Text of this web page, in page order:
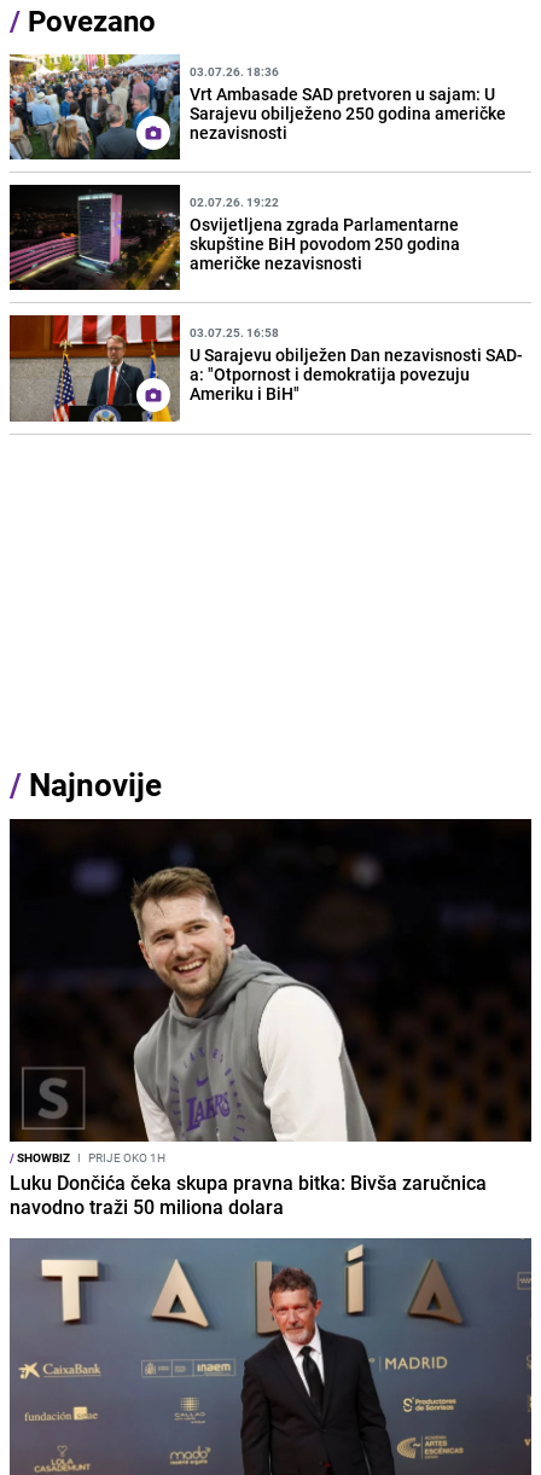
/ Povezano
03.07.26. 18:36
Vrt Ambasade SAD pretvoren u sajam: U
Sarajevu obilježeno 250 godina američke
nezavisnosti
02.07.26. 19:22
Osvijetljena zgrada Parlamentarne
skupštine BiH povodom 250 godina
američke nezavisnosti
03.07.25. 16:58
U Sarajevu obilježen Dan nezavisnosti SAD-
a: "Otpornost i demokratija povezuju
Ameriku i BiH"
/ Najnovije
/SHOWBIZ I PRIJE OKO 1H
Luku Dončića čeka skupa pravna bitka: Bivša zaručnica
navodno traži 50 miliona dolara